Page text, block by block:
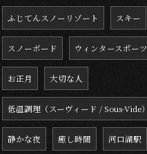
ふじてんスノーリゾート スキー
スノーボード ウィンタースポーツ
お正月 大切な人
低温調理（スーヴィード / Sous-Vide）
静かな夜 癒し時間 河口湖駅